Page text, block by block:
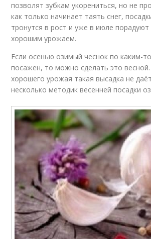
позволят зубкам укорениться, но не
как только начинает таять снег,
тронутся в рост и уже в июле порадуют
хорошим урожаем.
Если осенью озимый чеснок по каким-
посажен, то можно сделать это
хорошего урожая такая высадка не
несколько методик весенней посадки